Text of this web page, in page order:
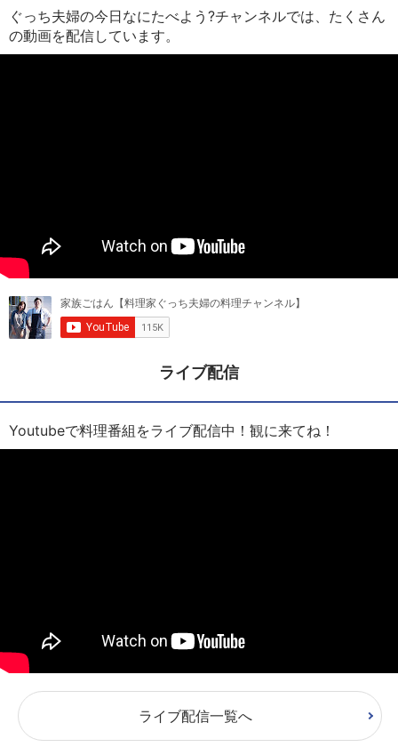
ぐっち夫婦の今日なにたべよう?チャンネルでは、たくさん
の動画を配信しています。
ライブ配信
Youtubeで料理番組をライブ配信中！観に来てね！
ライブ配信一覧へ